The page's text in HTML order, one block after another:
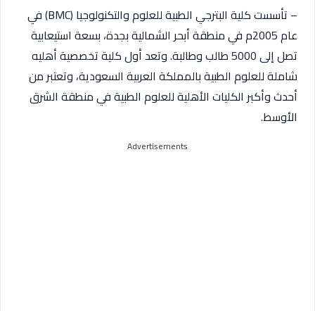
– تأسست كلية البترجي الطبية للعلوم والتكنولوجيا (BMC) في
عام 2005م في منطقة أبحر الشمالية بجدة، بسعة استيعابية
تصل إلى 5000 طالب وطالبة. وتعد أول كلية تخصصية أهليه
شاملة للعلوم الطبية بالمملكة العربية السعودية، وتعتبر من
أحدث وأكبر الكليات الأهلية للعلوم الطبية في منطقة الشرق
الأوسط.
Advertisements